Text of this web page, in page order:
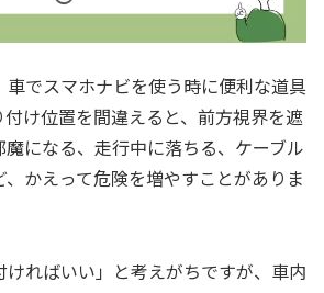
車でスマホナビを使う時に便利な道具
け位置を間違えると、前方視界を遮
になる、走行中に落ちる、ケーブル
かえって危険を増やすことがありま
ければいい」と考えがちですが、車内